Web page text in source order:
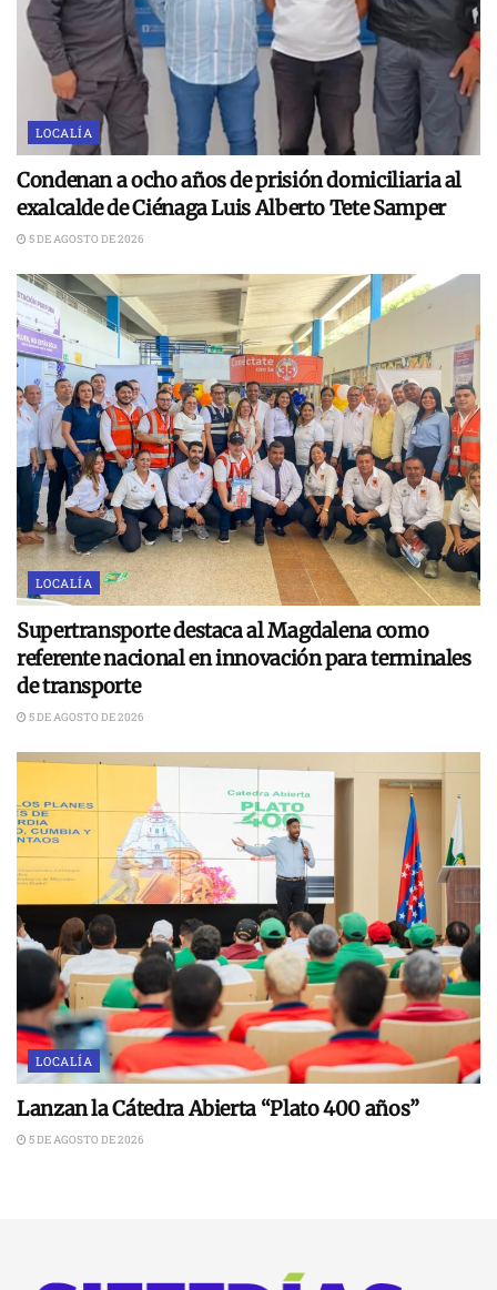
LOCALÍA
Condenan a ocho años de prisión domiciliaria al
exalcalde de Ciénaga Luis Alberto Tete Samper
5 DE AGOSTO DE 2026
LOCALÍA
Supertransporte destaca al Magdalena como
referente nacional en innovación para terminales
de transporte
5 DE AGOSTO DE 2026
LOCALÍA
Lanzan la Cátedra Abierta “Plato 400 años”
5 DE AGOSTO DE 2026